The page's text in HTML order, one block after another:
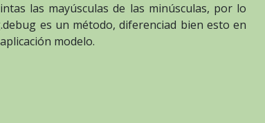
las mayúsculas de las minúsculas, por lo
es un método, diferenciad bien esto en
modelo.